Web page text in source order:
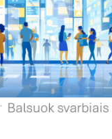
planus, siekiant
patikimumą ir
miesto